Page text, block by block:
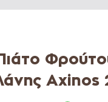
Axinos